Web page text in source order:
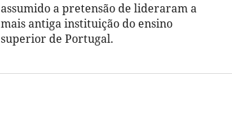
assumido a pretensão de lideraram a
mais antiga instituição do ensino
superior de Portugal.